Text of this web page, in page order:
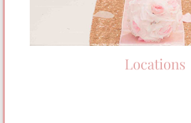
Locations